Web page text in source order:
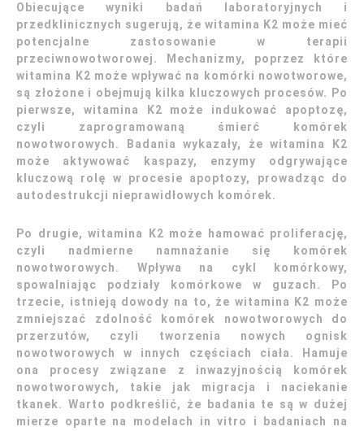
Obiecujące wyniki badań laboratoryjnych i
przedklinicznych sugerują, że witamina K2 może mieć
potencjalne zastosowanie w terapii
przeciwnowotworowej. Mechanizmy, poprzez które
witamina K2 może wpływać na komórki nowotworowe,
są złożone i obejmują kilka kluczowych procesów. Po
pierwsze, witamina K2 może indukować apoptozę,
czyli zaprogramowaną śmierć komórek
nowotworowych. Badania wykazały, że witamina K2
może aktywować kaspazy, enzymy odgrywające
kluczową rolę w procesie apoptozy, prowadząc do
autodestrukcji nieprawidłowych komórek.
Po drugie, witamina K2 może hamować proliferację,
czyli nadmierne namnażanie się komórek
nowotworowych. Wpływa na cykl komórkowy,
spowalniając podziały komórkowe w guzach. Po
trzecie, istnieją dowody na to, że witamina K2 może
zmniejszać zdolność komórek nowotworowych do
przerzutów, czyli tworzenia nowych ognisk
nowotworowych w innych częściach ciała. Hamuje
ona procesy związane z inwazyjnością komórek
nowotworowych, takie jak migracja i naciekanie
tkanek. Warto podkreślić, że badania te są w dużej
mierze oparte na modelach in vitro i badaniach na